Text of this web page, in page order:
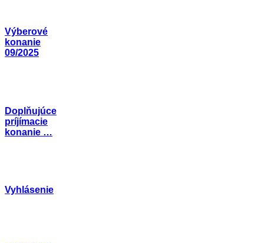
Výberové
konanie
09/2025
Doplňujúce
príjímacie
konanie …
Vyhlásenie